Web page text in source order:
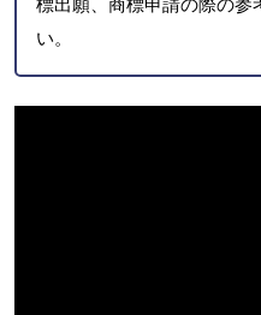
い。